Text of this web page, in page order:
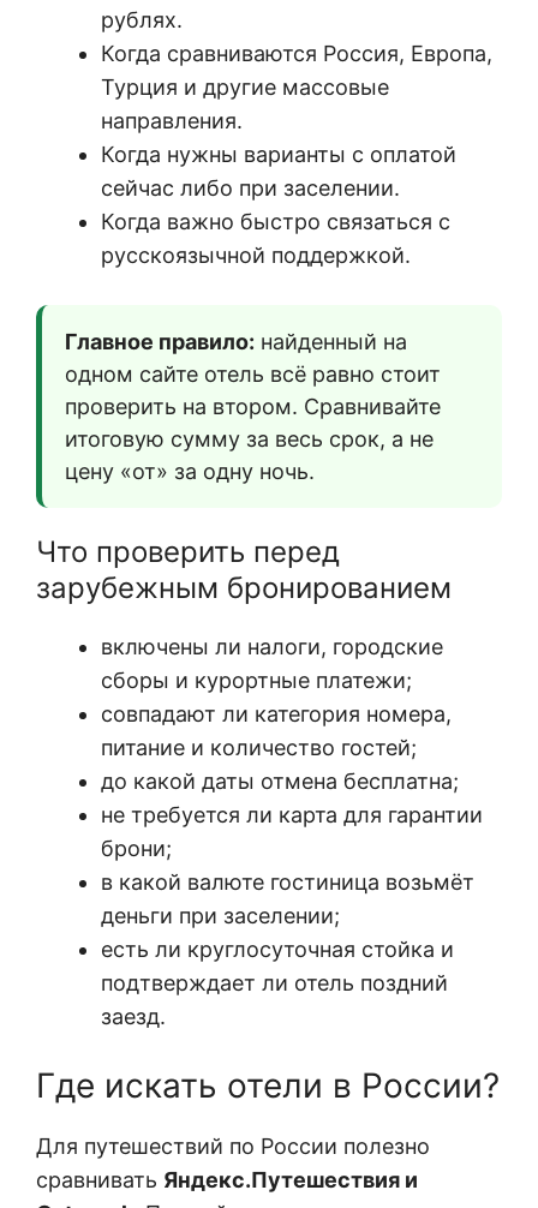
рублях.
Когда сравниваются Россия, Европа,
Турция и другие массовые
направления.
Когда нужны варианты с оплатой
сейчас либо при заселении.
Когда важно быстро связаться с
русскоязычной поддержкой.
Главное правило: найденный на
одном сайте отель всё равно стоит
проверить на втором. Сравнивайте
итоговую сумму за весь срок, а не
цену «от» за одну ночь.
Что проверить перед
зарубежным бронированием
включены ли налоги, городские
сборы и курортные платежи;
совпадают ли категория номера,
питание и количество гостей;
до какой даты отмена бесплатна;
не требуется ли карта для гарантии
брони;
в какой валюте гостиница возьмёт
деньги при заселении;
есть ли круглосуточная стойка и
подтверждает ли отель поздний
заезд.
Где искать отели в России?
Для путешествий по России полезно
сравнивать Яндекс.Путешествия и